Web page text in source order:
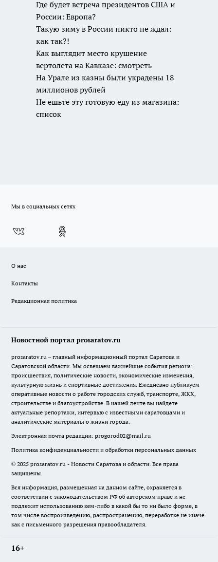
Где будет встреча
президентов США и
России: Европа?
Такую зиму в России
никто не ждал: как так?!
Как выглядит место
крушение вертолета на
Кавказе: смотреть
На Урале из казны были
украдены 18 миллионов
рублей
Мы в социальных сетях
О нас
Контакты
Редакционная политика
Новостной портал prosaratov.ru
prosaratov.ru – главный информационный портал Саратова и
Саратовской области. Мы освещаем важнейшие события региона:
происшествия, политические новости, экономические изменения,
культурную жизнь и спортивные достижения. Ежедневно публикуем
оперативные новости о работе городских служб, транспорте, ЖКХ,
строительстве и благоустройстве. В нашей ленте вы найдете
актуальные репортажи, интервью с известными саратовцами и
аналитические материалы о жизни города.
Электронная почта редакции: progorod02@mail.ru
Политика конфиденциальности и обработки персональных данных
© 2025 prosaratov.ru - Новости Саратова и области. Все права
защищены.
Вся информация, размещенная на данном сайте, охраняется в
соответствии с законодательством РФ об авторском праве и не
подлежит использованию кем-либо в какой бы то ни было форме, в
том числе воспроизведению, распространению, переработке не иначе
как с письменного разрешения правообладателя.
16+